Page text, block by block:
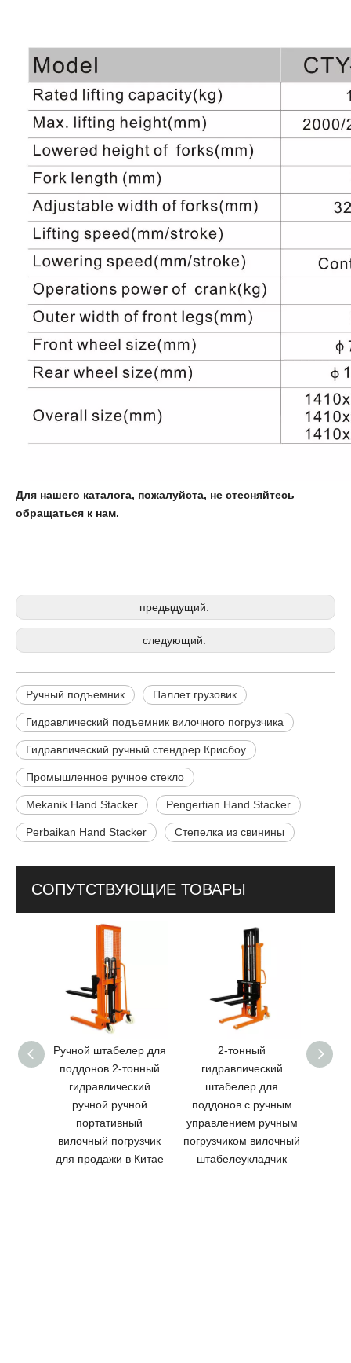
Для нашего каталога, пожалуйста, не стесняйтесь
обращаться к нам.
предыдущий:
следующий:
Ручный подъемник Паллет грузовик
Гидравлический подъемник вилочного погрузчика
Гидравлический ручный стендрер Крисбоу
Промышленное ручное стекло
Mekanik Hand Stacker Pengertian Hand Stacker
Perbaikan Hand Stacker Степелка из свинины
СОПУТСТВУЮЩИЕ ТОВАРЫ
Ручной штабелер для
поддонов 2-тонный
гидравлический
ручной ручной
портативный
вилочный погрузчик
для продажи в Китае
2-тонный
гидравлический
штабелер для
поддонов с ручным
управлением ручным
погрузчиком вилочный
штабелеукладчик